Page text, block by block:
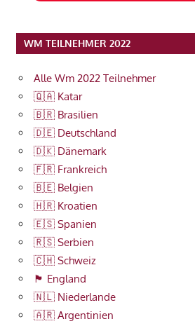
WM TEILNEHMER 2022
Alle Wm 2022 Teilnehmer
🇶🇦 Katar
🇧🇷 Brasilien
🇩🇪 Deutschland
🇩🇰 Dänemark
🇫🇷 Frankreich
🇧🇪 Belgien
🇭🇷 Kroatien
🇪🇸 Spanien
🇷🇸 Serbien
🇨🇭 Schweiz
🏴󠁧󠁢󠁥󠁮󠁧󠁿 England
🇳🇱 Niederlande
🇦🇷 Argentinien